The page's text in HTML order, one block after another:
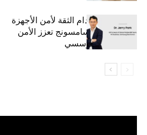
استراتيجية انعدام الثقة لأمن الأجهزة
المحمولة من سامسونج تعزز الأمن
السيبراني المؤسسي